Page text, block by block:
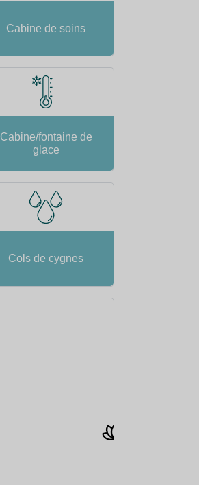
Cabine de soins
Cabine/fontaine de
glace
Cols de cygnes